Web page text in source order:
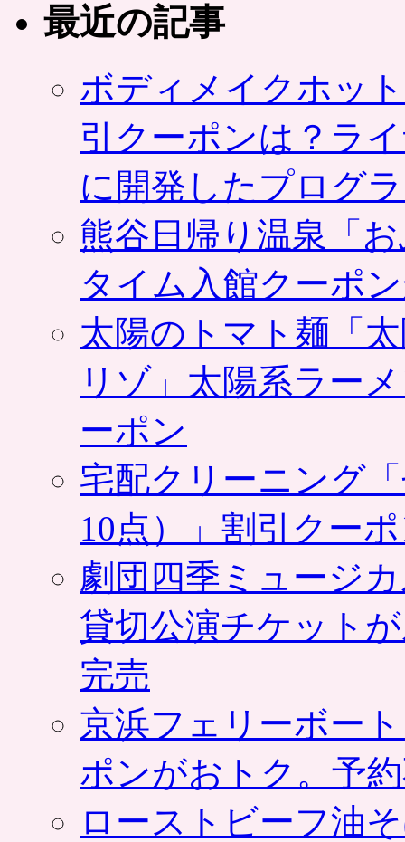
最近の記事
ボディメイクホッ
引クーポンは？ラ
に開発したプログ
熊谷日帰り温泉「
タイム入館クーポ
太陽のトマト麺「
リゾ」太陽系ラー
ーポン
宅配クリーニング
10点）」割引クー
劇団四季ミュージ
貸切公演チケット
完売
京浜フェリーボー
ポンがおトク。予
ローストビーフ油